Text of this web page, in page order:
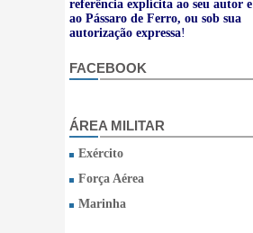
referência explícita ao seu autor e
ao Pássaro de Ferro, ou sob sua
autorização expressa!
FACEBOOK
ÁREA MILITAR
Exército
Força Aérea
Marinha